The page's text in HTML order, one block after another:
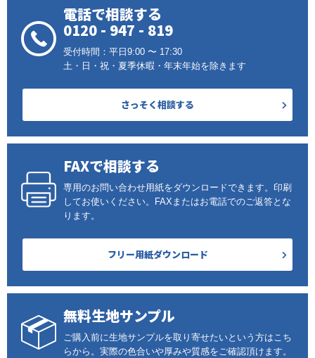
電話で相談する
0120 - 947 - 819
受付時間：平日9:00 〜 17:30
土・日・祝・夏季休暇・年末年始を除きます
さっそく相談する
FAXで相談する
専用のお問い合わせ用紙をダウンロードできます。印刷
してお使いください。FAXまたはお電話でのご返答とな
ります。
フリー用紙ダウンロード
無料生地サンプル
ご購入前に生地サンプルを取り寄せたいという方はこち
らから。実際の色合いや厚みや質感をご確認頂けます。